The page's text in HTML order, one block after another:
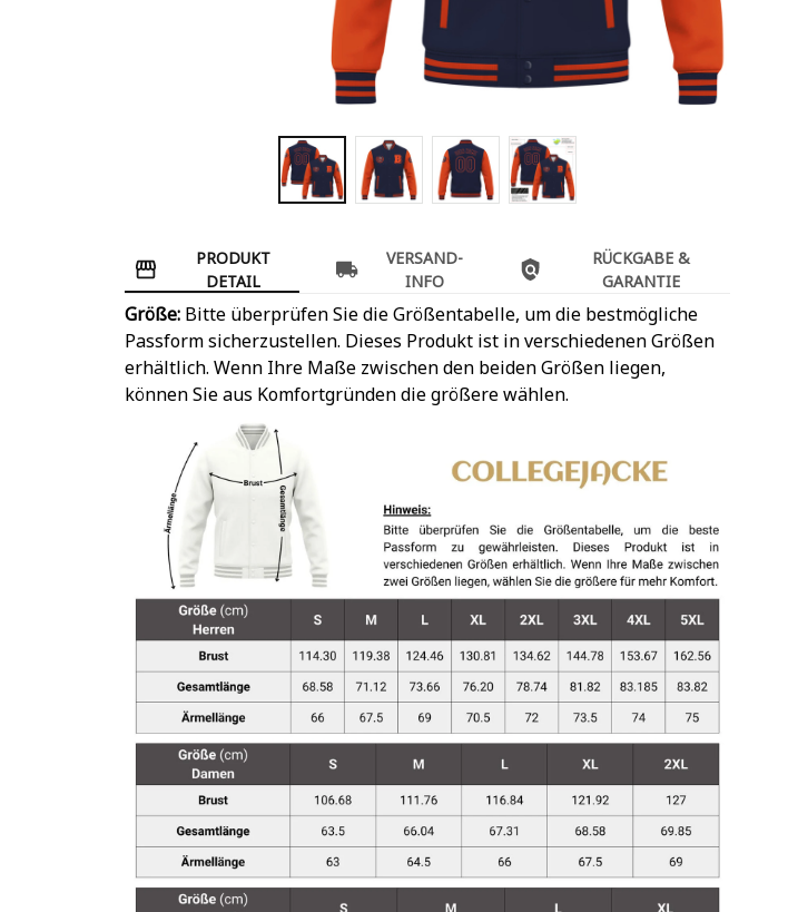
PRODUKT
DETAIL
VERSAND-
INFO
RÜCKGABE &
GARANTIE
Größe: Bitte überprüfen Sie die Größentabelle, um die bestmögliche
Passform sicherzustellen. Dieses Produkt ist in verschiedenen Größen
erhältlich. Wenn Ihre Maße zwischen den beiden Größen liegen,
können Sie aus Komfortgründen die größere wählen.